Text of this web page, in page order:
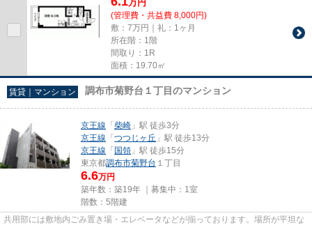
万円
(管理費・共益費 8,000円)
敷：7万円｜礼：1ヶ月
所在階：1階
間取り：1R
面積：19.70㎡
賃貸｜マンション 調布市菊野台１丁目のマンション
京王線 「 柴崎 」駅 徒歩3分
京王線 「 つつじヶ丘 」駅 徒歩13分
京王線 「 国領 」駅 徒歩15分
東京都調布市菊野台 １丁目
6.6万円
築年数：築19年 ｜募集中： 1室
階数：5階建
共用部には敷地内ごみ置き場・エレベータなどが揃っております。場所が平坦な